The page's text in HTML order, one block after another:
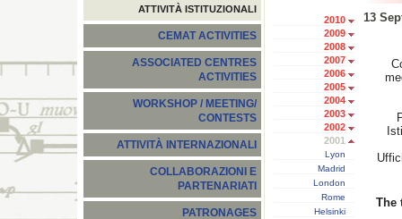
ATTIVITÀ ISTITUZIONALI
CEMAT ACTIVITIES
ASSOCIATED CENTRES
ACTIVITIES
WORKSHOP / MEETING/
CONTESTS
ATTIVITÀ INTERNAZIONALI
COLLABORAZIONI E
PARTENARIATI
PATRONAGES
2010
2009
2008
2007
2006
2005
2004
2003
2002
2001
Lyon
Madrid
London
Rome
Helsinki
13
The